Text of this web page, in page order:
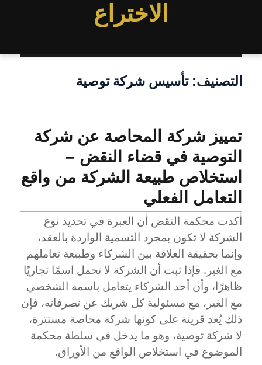
الاختراع
التصنيف:تأسيس شركة توصية
تمييز شركة المحاصة عن شركة
التوصية في قضاء النقض –
استخلاص طبيعة الشركة من واقع
التعامل الفعلي
أكدت محكمة النقض أن العبرة في تحديد نوع
الشركة لا تكون بمجرد التسمية الواردة بالعقد،
وإنما بحقيقة العلاقة بين الشركاء وطبيعة تعاملهم
مع الغير. فإذا ثبت أن الشركة لا تحمل اسمًا تجاريًا
ظاهرًا، وأن أحد الشركاء يتعامل باسمه الشخصي
مع الغير، مع مسئولية كل شريك عن تصرفاته، فإن
ذلك يُعد قرينة على كونها شركة محاصة مستترة،
لا شركة توصية، وهو ما يدخل في سلطة محكمة
الموضوع في استخلاص الواقع من الأوراق.